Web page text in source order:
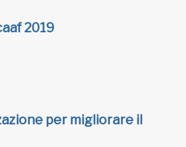
2019
per migliorare il